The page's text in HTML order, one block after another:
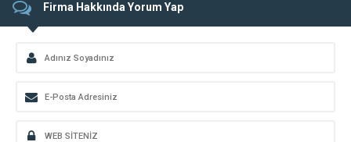
Firma Hakkında Yorum Yap